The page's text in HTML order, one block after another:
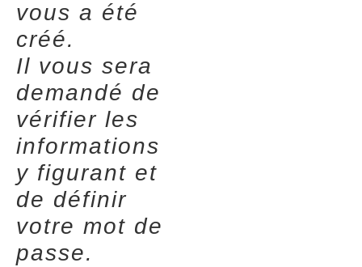
vous a été
créé.
Il vous sera
demandé de
vérifier les
informations
y figurant et
de définir
votre mot de
passe.